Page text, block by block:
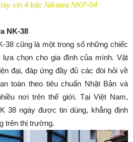
vịn 4 bậc Nikawa NKP-04
NK-38
38 cũng là một trong số những chiếc
chọn cho gia đình của mình. Vật
đại, đáp ứng đầy đủ các đòi hỏi về
toàn theo tiêu chuẩn Nhật Bản và
nơi trên thế giới. Tại Việt Nam,
38 ngày được tin dùng, khẳng định
trên thị trường.